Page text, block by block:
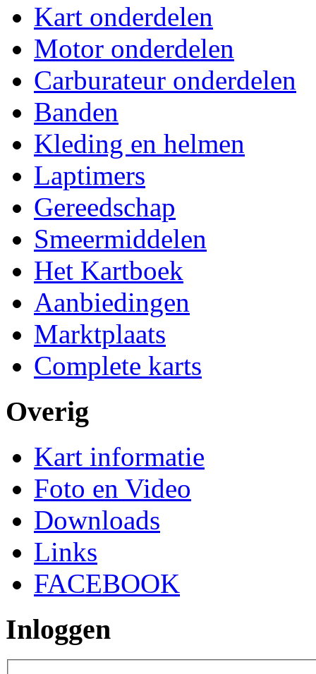
Kart onderdelen
Motor onderdelen
Carburateur onderdelen
Banden
Kleding en helmen
Laptimers
Gereedschap
Smeermiddelen
Het Kartboek
Aanbiedingen
Marktplaats
Complete karts
Overig
Kart informatie
Foto en Video
Downloads
Links
FACEBOOK
Inloggen